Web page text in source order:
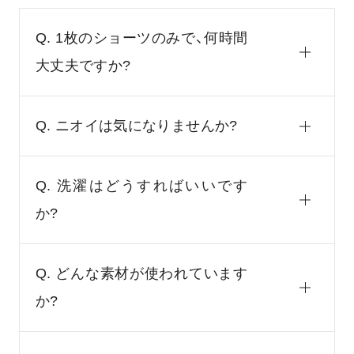
Q. 1枚のショーツのみで、何時間
大丈夫ですか?
Q. ニオイは気になりませんか?
Q. 洗濯はどうすればいいです
か?
Q. どんな素材が使われています
か?